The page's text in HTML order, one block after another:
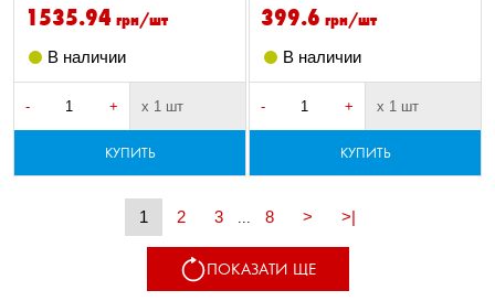
1535.94 грн/шт
В наличии
- + х 1 шт
КУПИТЬ
399.6 грн/шт
В наличии
- + х 1 шт
КУПИТЬ
1 2 3 8 > >|
ПОКАЗАТИ ЩЕ